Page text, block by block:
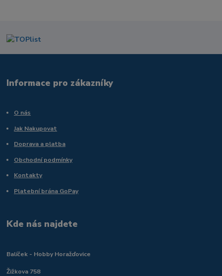
Informace pro zákazníky
O nás
Jak Nakupovat
Doprava a platba
Obchodní podmínky
Kontakty
Platební brána GoPay
Kde nás najdete
Balíček - Hobby Horažďovice
Žižkova 758